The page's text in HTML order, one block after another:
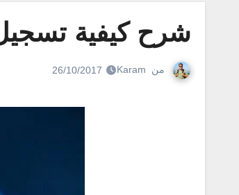
شرح كيفية تسجيل
من Karam
26/10/2017